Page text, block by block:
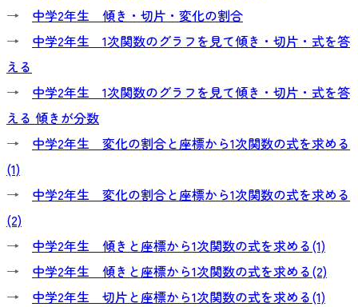
→ 中学2年生 傾き・切片・変化の割合
→ 中学2年生 1次関数のグラフを見て傾き・切片・式を答
える
→ 中学2年生 1次関数のグラフを見て傾き・切片・式を答
える 傾きが分数
→ 中学2年生 変化の割合と座標から1次関数の式を求める
(1)
→ 中学2年生 変化の割合と座標から1次関数の式を求める
(2)
→ 中学2年生 傾きと座標から1次関数の式を求める(1)
→ 中学2年生 傾きと座標から1次関数の式を求める(2)
→ 中学2年生 切片と座標から1次関数の式を求める(1)